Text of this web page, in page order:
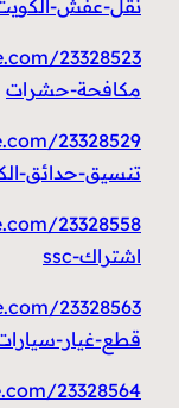
نقل-عفش-
مكافحة-حشرات
تنسيق-حدائق-
اشتراك-ssc
قطع-غيار-